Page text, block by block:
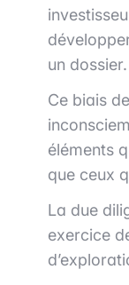
un dossier.
Ce biais
éléments
que ceux
La due
exercice